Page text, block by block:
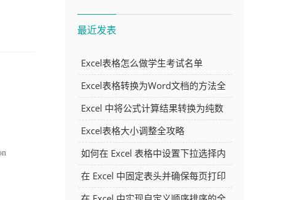
最近发表
Excel表格怎么做学生考试名单
Excel表格转换为Word文档的方法全
解析
Excel 中将公式计算结果转换为纯数
字的多种方法
Excel表格大小调整全攻略
如何在 Excel 表格中设置下拉选择内
容
在 Excel 中固定表头并确保每页打印
时都显示表头的方法详解